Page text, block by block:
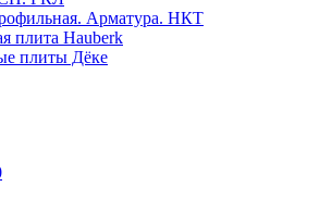
Арматура. НКТ
плита Hauberk
плиты Дёке